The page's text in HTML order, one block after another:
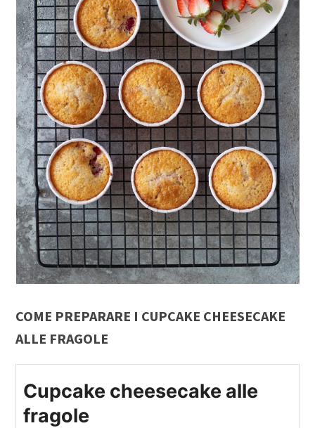
COME PREPARARE I CUPCAKE CHEESECAKE
ALLE FRAGOLE
Cupcake cheesecake alle
fragole